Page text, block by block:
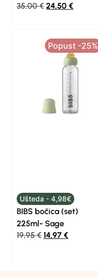
35,00€ 24,50€
Popust -25%
Popust -25%
Ušteda - 4,98€
BIBS bočica (set)
225ml- Sage
19,95€ 14,97€